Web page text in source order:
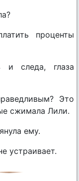
проценты
и следа, глаза
Это
сжимала Лили.
ему.
устраивает.